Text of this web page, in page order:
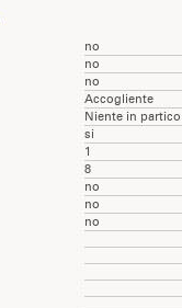
no
no
no
Accogliente
Niente in
si
1
8
no
no
no